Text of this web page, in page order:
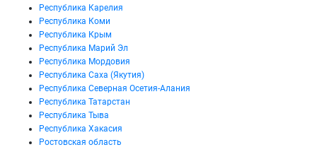
Республика Карелия
Республика Коми
Республика Крым
Республика Марий Эл
Республика Мордовия
Республика Саха (Якутия)
Республика Северная Осетия-Алания
Республика Татарстан
Республика Тыва
Республика Хакасия
Ростовская область